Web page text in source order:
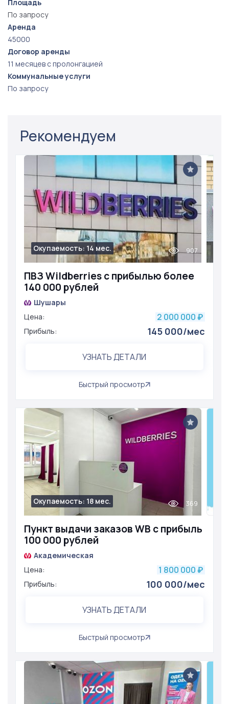
Площадь
По запросу
Аренда
45000
Договор аренды
11 месяцев с пролонгацией
Коммунальные услуги
По запросу
Рекомендуем
ПВЗ Wildberries с прибылью более
140 000 рублей
Окупаемость: 14 мес. 907
Шушары
Цена:
2 000 000 ₽
Прибыль: 145 000/мес
УЗНАТЬ ДЕТАЛИ
Быстрый просмотр
Пункт выдачи заказов WB с прибыль
100 000 рублей
Окупаемость: 18 мес. 369
Академическая
Цена:
1 800 000 ₽
Прибыль: 100 000/мес
УЗНАТЬ ДЕТАЛИ
Быстрый просмотр